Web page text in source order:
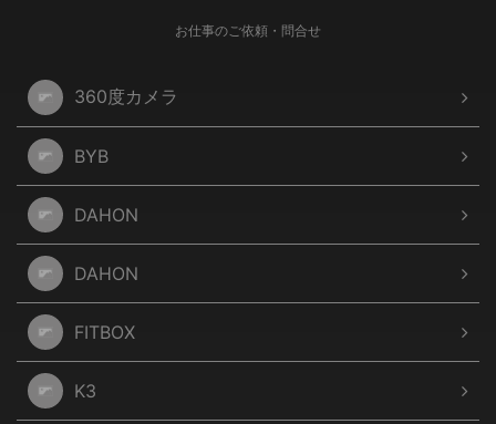
お仕事のご依頼・問合せ
360度カメラ
BYB
DAHON
DAHON
FITBOX
K3